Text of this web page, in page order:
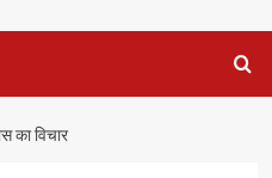
का विचार